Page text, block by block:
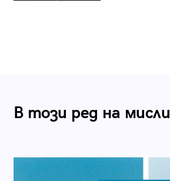
В този ред на мисли